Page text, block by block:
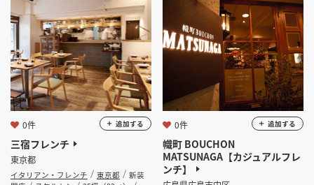
三宿フレンチ
東京都
イタリアン・フレンチ 東京都
新装
0件 追加する
幟町 BOUCHON
MATSUNAGA【カジュアルフレ
ンチ】
0件 追加する